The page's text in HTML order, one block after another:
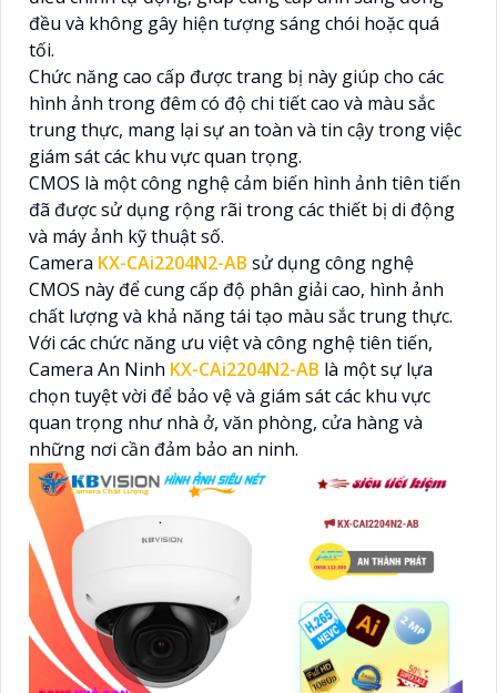
đều và không gây hiện tượng sáng chói hoặc quá
tối.
Chức năng cao cấp được trang bị này giúp cho các
hình ảnh trong đêm có độ chi tiết cao và màu sắc
trung thực, mang lại sự an toàn và tin cậy trong việc
giám sát các khu vực quan trọng.
CMOS là một công nghệ cảm biến hình ảnh tiên tiến
đã được sử dụng rộng rãi trong các thiết bị di động
và máy ảnh kỹ thuật số.
Camera KX-CAi2204N2-AB sử dụng công nghệ
CMOS này để cung cấp độ phân giải cao, hình ảnh
chất lượng và khả năng tái tạo màu sắc trung thực.
Với các chức năng ưu việt và công nghệ tiên tiến,
Camera An Ninh KX-CAi2204N2-AB là một sự lựa
chọn tuyệt vời để bảo vệ và giám sát các khu vực
quan trọng như nhà ở, văn phòng, cửa hàng và
những nơi cần đảm bảo an ninh.